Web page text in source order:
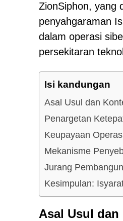
ZionSiphon, yang
penyahgaraman
dalam operasi
persekitaran
Isi kandungan
Asal Usul dan
Penargetan
Keupayaan
Mekanisme
Jurang
Kesimpulan:
Asal Usul